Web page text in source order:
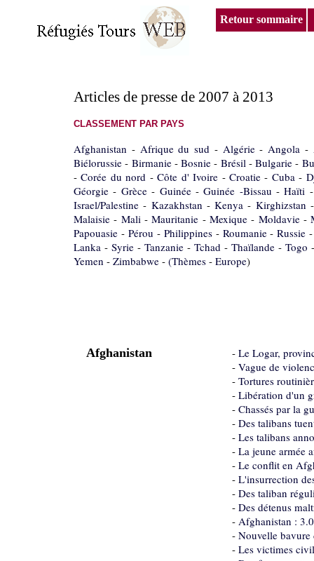
Retour sommaire
Articles de presse de 2007 à 2013
CLASSEMENT PAR PAYS
Afghanistan - Afrique du sud - Algérie- Angola -
Biélorussie - Birmanie-Bosnie - Brésil-Bulgarie -
-Corée du nord -Côte d' Ivoire -Croatie - Cuba-
Géorgie - Grèce- Guinée -Guinée -Bissau -Haïti
Israel/Palestine - Kazakhstan - Kenya - Kirghizstan
Malaisie - Mali-Mauritanie -Mexique - Moldavie-
Papouasie - Pérou -Philippines- Roumanie-Russie
Lanka - Syrie - Tanzanie - Tchad - Thaïlande - Togo
Yemen - Zimbabwe - (Thèmes - Europe)
Afghanistan - Le Logar,
- Vague de
- Tortures
- Libération d'un
- Chassés par la
- Des talibans
- Les talibans
- La jeune armée
- Le conflit en
- L'insurrection
- Des taliban
- Des détenus
- Afghanistan :
- Nouvelle
- Les victimes